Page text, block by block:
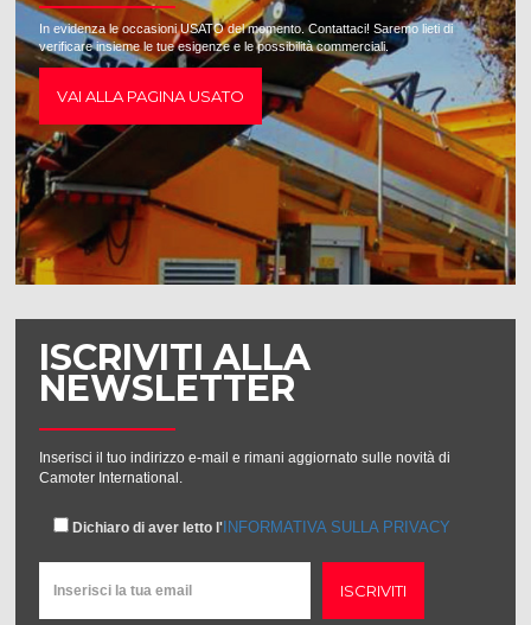
In evidenza le occasioni USATO del momento. Contattaci! Saremo lieti di
verificare insieme le tue esigenze e le possibilità commerciali.
VAI ALLA PAGINA USATO
ISCRIVITI ALLA
NEWSLETTER
Inserisci il tuo indirizzo e-mail e rimani aggiornato sulle novità di
Camoter International.
Dichiaro di aver letto l' INFORMATIVA SULLA PRIVACY
ISCRIVITI